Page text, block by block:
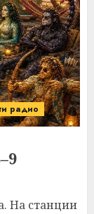
радио
На станции